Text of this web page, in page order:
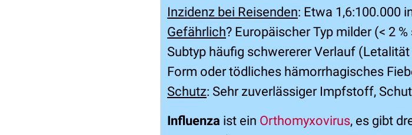
Inzidenz bei Reisenden: Etwa 1,6:100.000
Gefährlich? Europäischer Typ milder (< 2
Subtyp häufig schwererer Verlauf
Form oder tödliches hämorrhagisches
Schutz: Sehr zuverlässiger Impfstoff,
Influenza ist ein Orthomyxovirus, es gibt